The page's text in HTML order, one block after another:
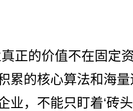
的价值不在固定
累的核心算法和海
业，不能只盯着‘砖